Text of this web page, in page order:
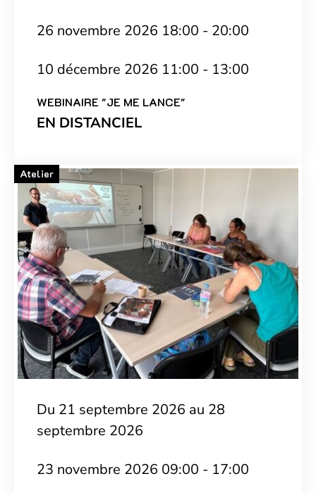
WEBINAIRE "JE ME LANCE"
26 novembre 2026 18:00 - 20:00
10 décembre 2026 11:00 - 13:00
EN DISTANCIEL
Du 21 septembre 2026 au 28
septembre 2026
23 novembre 2026 09:00 - 17:00
Atelier